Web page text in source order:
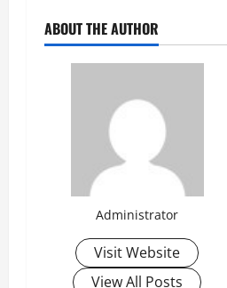
ABOUT THE AUTHOR
Administrator
Visit Website
View All Posts